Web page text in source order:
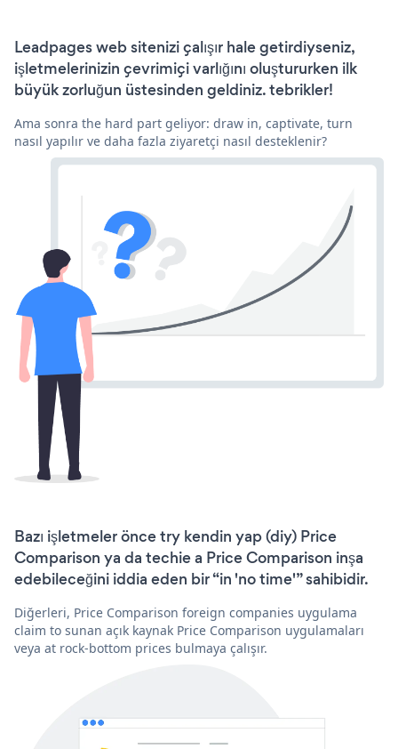
Leadpages web sitenizi çalışır hale getirdiyseniz,
işletmelerinizin çevrimiçi varlığını oluştururken ilk
büyük zorluğun üstesinden geldiniz. tebrikler!
Ama sonra the hard part geliyor: draw in, captivate, turn
nasıl yapılır ve daha fazla ziyaretçi nasıl desteklenir?
Bazı işletmeler önce try kendin yap (diy) Price
Comparison ya da techie a Price Comparison inşa
edebileceğini iddia eden bir “in 'no time'” sahibidir.
Diğerleri, Price Comparison foreign companies uygulama
claim to sunan açık kaynak Price Comparison uygulamaları
veya at rock-bottom prices bulmaya çalışır.